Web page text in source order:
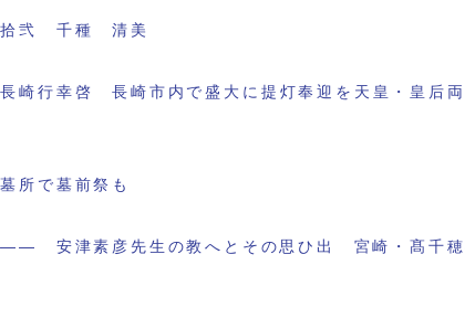
拾弐 千種 清美
崎行幸啓 長崎市内で盛大に提灯奉迎を天皇・皇后
所で墓前祭も
―― 安津素彦先生の教へとその思ひ出 宮崎・髙千